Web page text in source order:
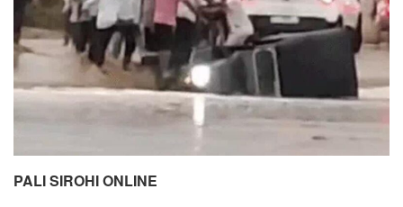
PALI SIROHI ONLINE